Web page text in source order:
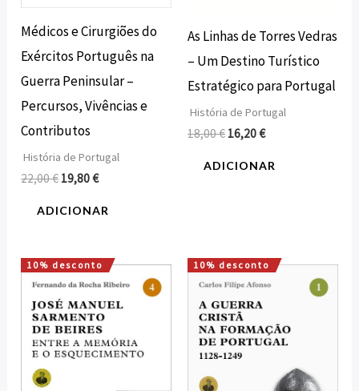
Médicos e Cirurgiões do
Exércitos Português na
Guerra Peninsular –
Percursos, Vivências e
Contributos
História de Portugal
22,00€ 19,80€
ADICIONAR
As Linhas de Torres Vedras
– Um Destino Turístico
Estratégico para Portugal
História de Portugal
18,00€ 16,20€
ADICIONAR
10% desconto
O
preço
original
era:
24,00 €.
O
preço
atual
é:
21,60 €.
10% desconto
O
preço
original
era:
28,00 €.
O
preço
25,20 €.